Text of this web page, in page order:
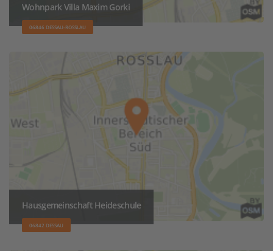
Wohnpark Villa Maxim Gorki
06846 DESSAU-ROSSLAU
Hausgemeinschaft Heideschule
06842 DESSAU